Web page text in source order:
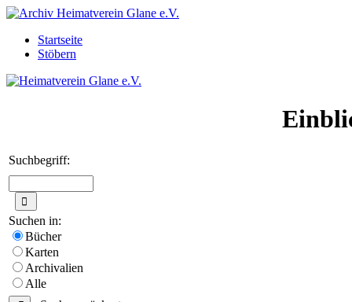
Startseite
Stöbern
Suchbegriff:
Suchen in:
Bücher
Karten
Archivalien
Alle